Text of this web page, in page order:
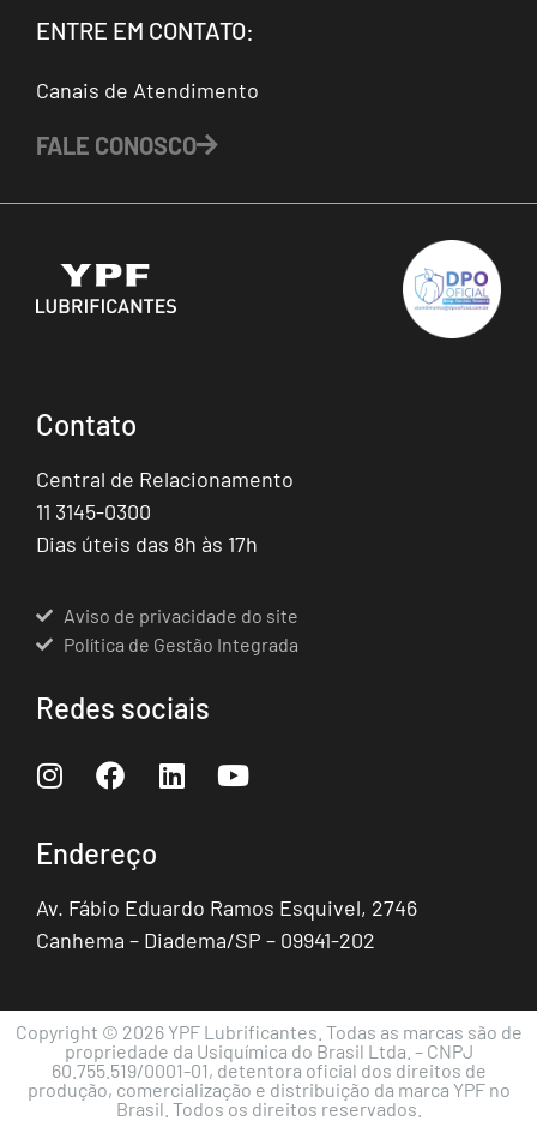
ENTRE EM CONTATO:
Canais de Atendimento
FALE CONOSCO
Contato
Central de Relacionamento
11 3145-0300
Dias úteis das 8h às 17h
Aviso de privacidade do site
Política de Gestão Integrada
Redes sociais
Endereço
Av. Fábio Eduardo Ramos Esquivel, 2746
Canhema – Diadema/SP – 09941-202
Copyright © 2026 YPF Lubrificantes. Todas as marcas são de
propriedade da Usiquímica do Brasil Ltda. – CNPJ
60.755.519/0001-01, detentora oficial dos direitos de
produção, comercialização e distribuição da marca YPF no
Brasil. Todos os direitos reservados.